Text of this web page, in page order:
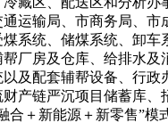
运输局、市商务局、市
系统、储煤系统、卸车
厂房及仓库、给排水及
及配套辅帮设备、行政
产链严沉项目储蓄库、
合＋新能源＋新零售”模